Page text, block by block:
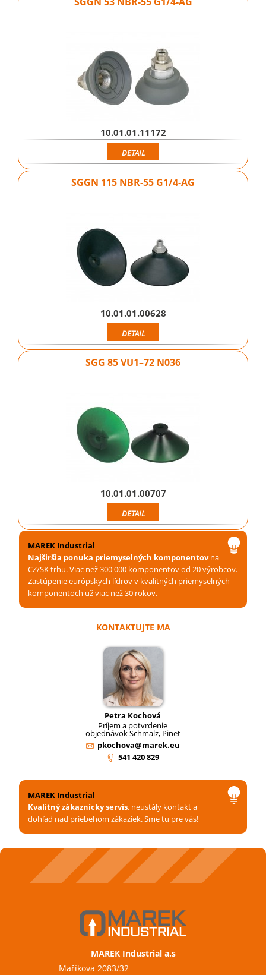
10.01.01.11172
DETAIL
SGGN 115 NBR-55 G1/4-AG
10.01.01.00628
DETAIL
SGG 85 VU1–72 N036
10.01.01.00707
DETAIL
MAREK Industrial
Najširšia ponuka priemyselných komponentovna
CZ/SK trhu. Viac než 300 000 komponentov od 20 výrobcov.
Zastúpenie európskych lídrov v kvalitných priemyselných
komponentoch už viac než 30 rokov.
KONTAKTUJTE MA
Petra Kochová
Príjem a potvrdenie
objednávok Schmalz, Pinet
pkochova@marek.eu
541 420 829
MAREK Industrial
Kvalitný zákaznícky servis, neustály kontakt a
dohľad nad priebehom zákaziek. Sme tu pre vás!
MAREK Industrial a.s
Maříkova 2083/32